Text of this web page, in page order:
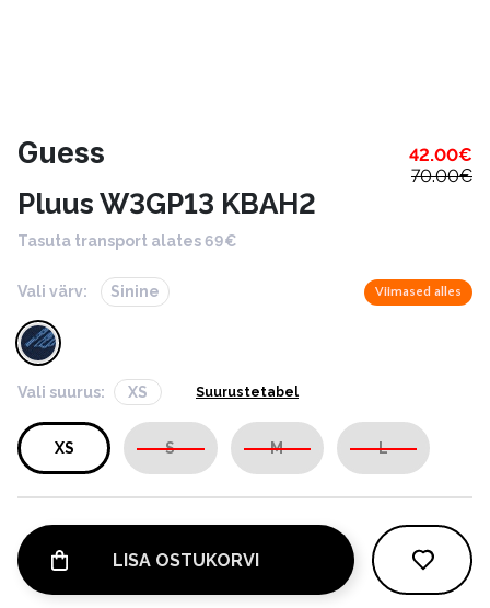
Guess 42.00€
70.00€
Pluus W3GP13 KBAH2
Tasuta transport alates 69€
Vali värv: Sinine Viimased alles
Vali suurus: XS Suurustetabel
XS S M L
LISA OSTUKORVI